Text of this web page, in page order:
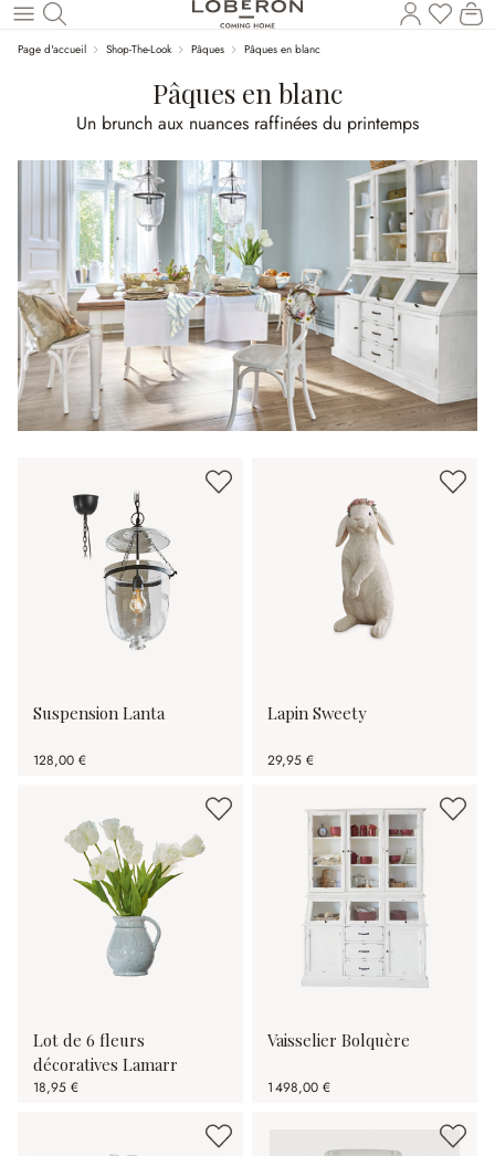
Revenir au contenu principal
Vous
Page d'accueil Shop-The-Look Pâques Pâques en blanc
Pâques en blanc
Un brunch aux nuances raffinées du printemps
Suspension Lanta
128,00 €
Lapin Sweety
29,95 €
Lot de 6 fleurs
décoratives Lamarr
18,95 €
Vaisselier Bolquère
1 498,00 €